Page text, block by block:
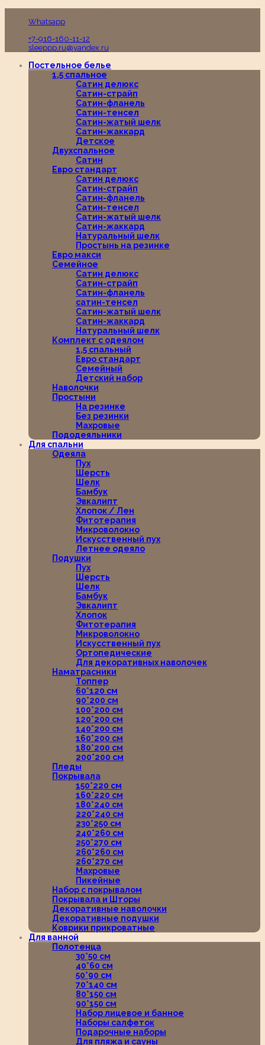
Whatsapp
+7-916-160-11-12
sleeppp.ru@yandex.ru
Постельное белье
1,5 спальное
Сатин делюкс
Сатин-страйп
Сатин-фланель
Сатин-тенсел
Сатин-жатый шелк
Сатин-жаккард
Детское
Двухспальное
Сатин
Евро стандарт
Сатин делюкс
Сатин-страйп
Сатин-фланель
Сатин-тенсел
Сатин-жатый шелк
Сатин-жаккард
Натуральный шелк
Простынь на резинке
Евро макси
Семейное
Сатин делюкс
Сатин-страйп
Сатин-фланель
сатин-тенсел
Сатин-жатый шелк
Сатин-жаккард
Натуральный шелк
Комплект с одеялом
1,5 спальный
Евро стандарт
Семейный
Детский набор
Наволочки
Простыни
На резинке
Без резинки
Махровые
Пододеяльники
Для спальни
Одеяла
Пух
Шерсть
Шелк
Бамбук
Эвкалипт
Хлопок / Лен
Фитотерапия
Микроволокно
Искусственный пух
Летнее одеяло
Подушки
Пух
Шерсть
Шелк
Бамбук
Эвкалипт
Хлопок
Фитотерапия
Микроволокно
Искусственный пух
Ортопедические
Для декоративных наволочек
Наматрасники
Топпер
60*120 см
90*200 см
100*200 см
120*200 см
140*200 см
160*200 см
180*200 см
200*200 см
Пледы
Покрывала
150*220 см
160*220 см
180*240 см
220*240 см
230*250 см
240*260 см
250*270 см
260*260 см
260*270 см
Махровые
Пикейные
Набор с покрывалом
Покрывала и Шторы
Декоративные наволочки
Декоративные подушки
Коврики прикроватные
Для ванной
Полотенца
30*50 см
40*60 см
50*90 см
70*140 см
80*150 см
90*150 см
Набор лицевое и банное
Наборы салфеток
Подарочные наборы
Для пляжа и сауны